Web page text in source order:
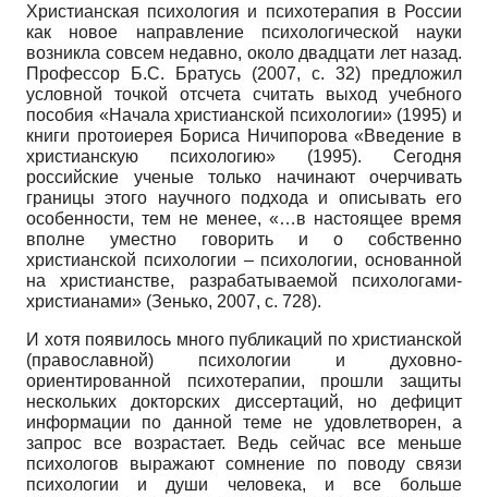
Христианская психология и психотерапия в России
как новое направление психологической науки
возникла совсем недавно, около двадцати лет назад.
Профессор Б.С. Братусь (2007, с. 32) предложил
условной точкой отсчета считать выход учебного
пособия «Начала христианской психологии» (1995) и
книги протоиерея Бориса Ничипорова «Введение в
христианскую психологию» (1995). Сегодня
российские ученые только начинают очерчивать
границы этого научного подхода и описывать его
особенности, тем не менее, «…в настоящее время
вполне уместно говорить и о собственно
христианской психологии – психологии, основанной
на христианстве, разрабатываемой психологами-
христианами» (Зенько, 2007, с. 728).
И хотя появилось много публикаций по христианской
(православной) психологии и духовно-
ориентированной психотерапии, прошли защиты
нескольких докторских диссертаций, но дефицит
информации по данной теме не удовлетворен, а
запрос все возрастает. Ведь сейчас все меньше
психологов выражают сомнение по поводу связи
психологии и души человека, и все больше